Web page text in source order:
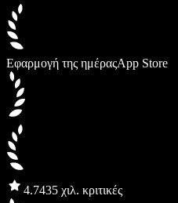
Εφαρμογή της ημέραςApp Store
4.7435 χιλ. κριτικές